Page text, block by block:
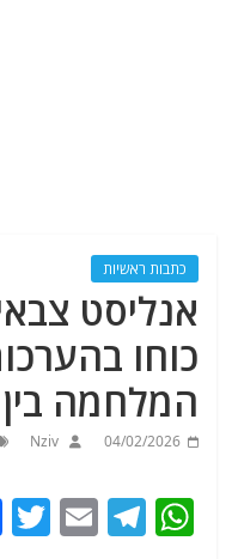
כתבות ראשיות
אנליסט
כוחו
המלחמה
04/02/2026
Nziv
W
T
E